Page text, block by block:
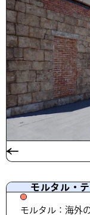
モルタル・
モルタル：海外